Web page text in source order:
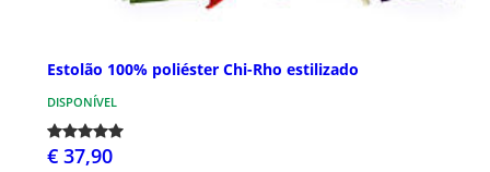
Estolão 100% poliéster Chi-Rho estilizado
DISPONÍVEL
€ 37,90